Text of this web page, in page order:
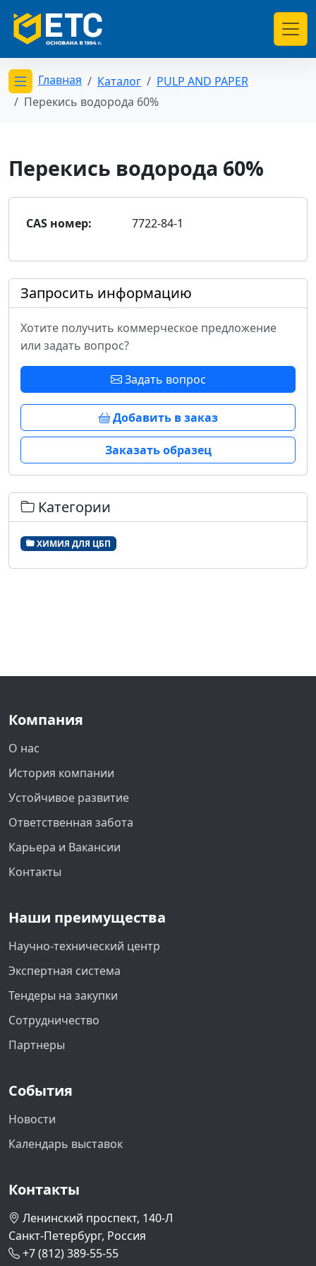
Открыть меню категорий
Главная Каталог
PULP AND PAPER
Перекись водорода 60%
Перекись водорода 60%
CAS номер: 7722-84-1
Запросить информацию
Хотите получить коммерческое предложение
или задать вопрос?
Задать вопрос
Добавить в заказ
Заказать образец
Категории
ХИМИЯ ДЛЯ ЦБП
Компания
О нас
История компании
Устойчивое развитие
Ответственная забота
Карьера и Вакансии
Контакты
Наши преимущества
Научно-технический центр
Экспертная система
Тендеры на закупки
Сотрудничество
Партнеры
События
Новости
Календарь выставок
Контакты
Ленинский проспект, 140-Л
Санкт-Петербург, Россия
+7 (812) 389-55-55